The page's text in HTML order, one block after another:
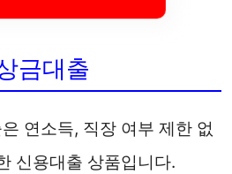
금대출
연소득, 직장 여부 제한 없
신용대출 상품입니다.